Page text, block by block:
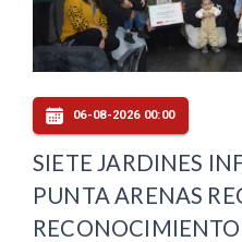
06-08-2026 00:00
SIETE JARDINES
PUNTA ARENAS